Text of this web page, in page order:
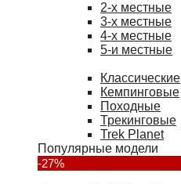
2-х местные
3-х местные
4-х местные
5-и местные
Классические
Кемпинговые
Походные
Трекинговые
Trek Planet
Популярные модели
-27%